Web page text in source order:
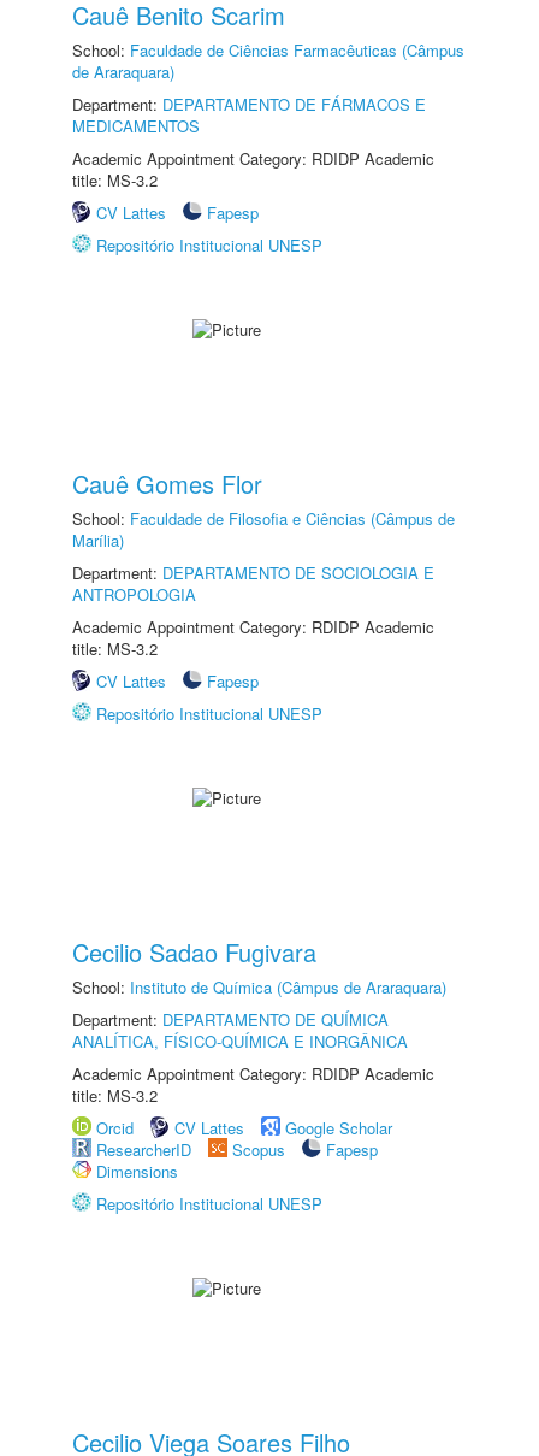
Cauê Benito Scarim
School: Faculdade de Ciências Farmacêuticas (Câmpus
de Araraquara)
Department: DEPARTAMENTO DE FÁRMACOS E
MEDICAMENTOS
Academic Appointment Category: RDIDP Academic
title: MS-3.2
CV Lattes
Fapesp
Repositório Institucional UNESP
Cauê Gomes Flor
School: Faculdade de Filosofia e Ciências (Câmpus de
Marília)
Department: DEPARTAMENTO DE SOCIOLOGIA E
ANTROPOLOGIA
Academic Appointment Category: RDIDP Academic
title: MS-3.2
CV Lattes
Fapesp
Repositório Institucional UNESP
Cecilio Sadao Fugivara
School: Instituto de Química (Câmpus de Araraquara)
Department: DEPARTAMENTO DE QUÍMICA
ANALÍTICA, FÍSICO-QUÍMICA E INORGÂNICA
Academic Appointment Category: RDIDP Academic
title: MS-3.2
Orcid
CV Lattes
Google Scholar
ResearcherID
Scopus
Fapesp
Dimensions
Repositório Institucional UNESP
Cecilio Viega Soares Filho